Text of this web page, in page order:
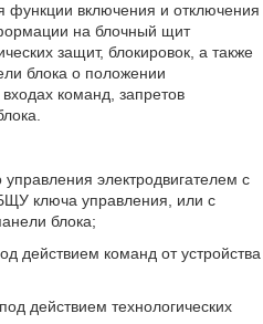
функции включения и отключения
на блочный щит
защит, блокировок, а также
блока о положении
команд, запретов
электродвигателем с
ключа управления, или с
блока;
действием команд от устройства
действием технологических